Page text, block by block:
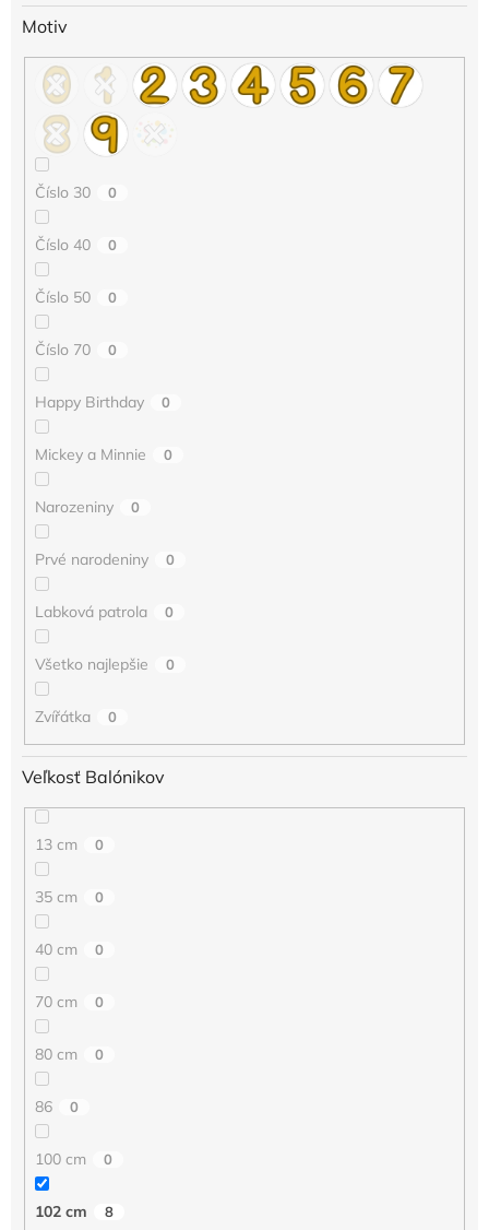
Motiv
Číslo 30 0
Číslo 40 0
Číslo 50 0
Číslo 70 0
Happy Birthday 0
Mickey a Minnie 0
Narozeniny 0
Prvé narodeniny 0
Labková patrola 0
Všetko najlepšie 0
Zvířátka 0
Veľkosť Balónikov
13 cm 0
35 cm 0
40 cm 0
70 cm 0
80 cm 0
86 0
100 cm 0
102 cm 8